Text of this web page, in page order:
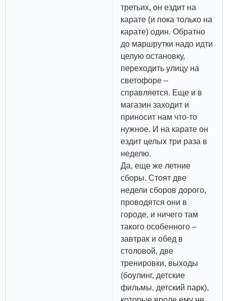
третьих, он ездит на
карате (и пока только на
карате) один. Обратно
до маршрутки надо идти
целую остановку,
переходить улицу на
светофоре –
справляется. Еще и в
магазин заходит и
приносит нам что-то
нужное. И на карате он
ездит целых три раза в
неделю.
Да, еще же летние
сборы. Стоят две
недели сборов дорого,
проводятся они в
городе, и ничего там
такого особенного –
завтрак и обед в
столовой, две
тренировки, выходы
(боулинг, детские
фильмы, детский парк),